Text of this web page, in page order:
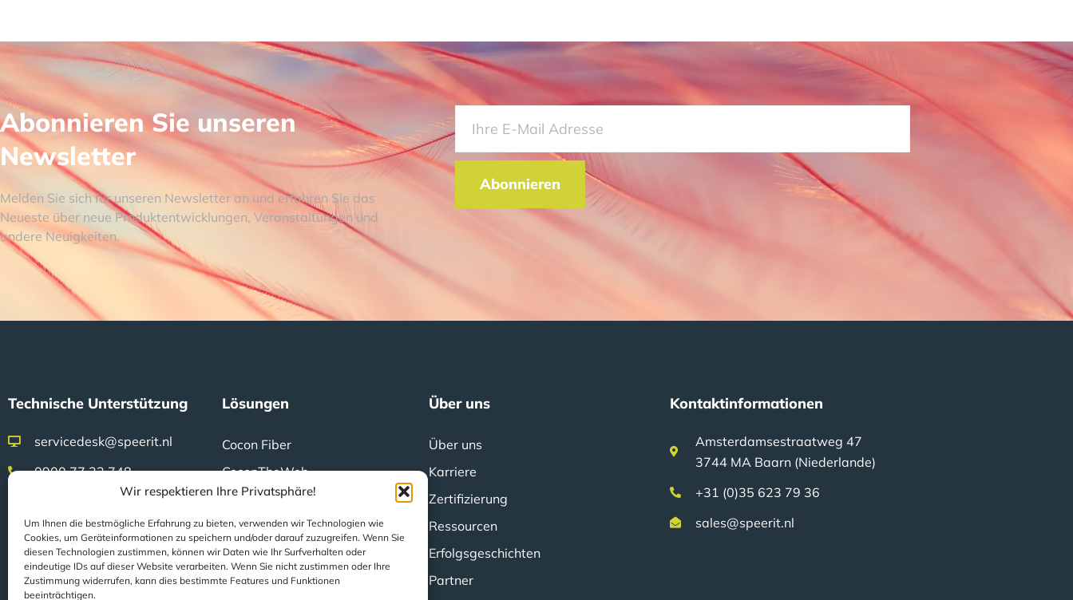
Wir respektieren Ihre Privatsphäre!
Um Ihnen die bestmögliche Erfahrung zu bieten, verwenden wir Technologien wie
Cookies, um Geräteinformationen zu speichern und/oder darauf zuzugreifen. Wenn Sie
diesen Technologien zustimmen, können wir Daten wie Ihr Surfverhalten oder
eindeutige IDs auf dieser Website verarbeiten. Wenn Sie nicht zustimmen oder Ihre
Zustimmung widerrufen, kann dies bestimmte Features und Funktionen
beeinträchtigen.
Abonnieren Sie unseren
Newsletter
Melden Sie sich für unseren Newsletter an und erfahren Sie das
Neueste über neue Produktentwicklungen, Veranstaltungen und
andere Neuigkeiten.
Abonnieren
Technische Unterstützung
servicedesk@speerit.nl
0900 77 33 748
Zertifizierung
ISO 9001-zertifiziert
ISO 27001-zertifiziert
Lösungen
Cocon Fiber
CoconTheWeb
Klicon
Fieldwork
Gridsz
FiberFIT Monitoring
Über uns
Über uns
Karriere
Zertifizierung
Ressourcen
Erfolgsgeschichten
Partner
Kontaktinformationen
Amsterdamsestraatweg 47
3744 MA Baarn (Niederlande)
+31 (0)35 623 79 36
sales@speerit.nl